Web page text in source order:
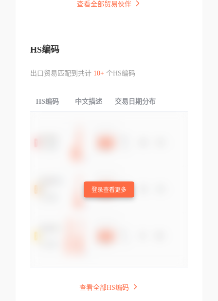
查看全部贸易伙伴
HS编码
出口贸易匹配到共计 10+个HS编码
HS编码 中文描述 交易日期分布
登录查看更多
查看全部HS编码